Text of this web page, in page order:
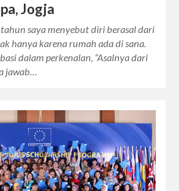
Jogja
saya menyebut diri berasal dari
hanya karena rumah ada di sana.
dalam perkenalan, “Asalnya dari
jawab…